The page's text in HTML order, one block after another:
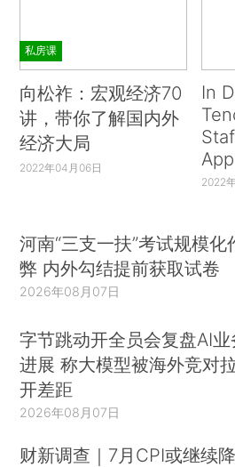
私房课
向松祚：宏观经济70
讲，带你了解国内外
经济大局
2022年04月06日
In
2022
河南“三支一扶”考试规模化
弊 内外勾结提前获取试卷
2026年08月07日
字节跳动开全员会复盘AI业
进展 称大模型被海外竞对
开差距
2026年08月07日
财新调查｜7月CPI或继续